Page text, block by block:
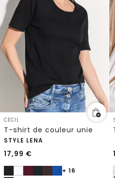
CECIL
T-shirt de couleur unie
STYLE LENA
17,99 €
+ 16